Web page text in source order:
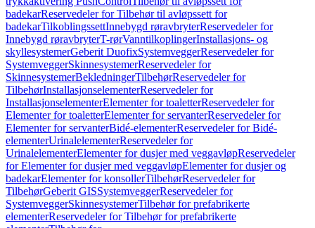
badekarReservedeler for Tilbehør til avløpssett for
badekarTilkoblingssettInnebygd røravbryterReservedeler for
Innebygd røravbryterT-rørVanntilkoplingerInstallasjons- og
skyllesystemerGeberit DuofixSystemveggerReservedeler for
SystemveggerSkinnesystemerReservedeler for
SkinnesystemerBekledningerTilbehørReservedeler for
TilbehørInstallasjonselementerReservedeler for
InstallasjonselementerElementer for toaletterReservedeler for
Elementer for toaletterElementer for servanterReservedeler for
Elementer for servanterBidé-elementerReservedeler for Bidé-
elementerUrinalelementerReservedeler for
UrinalelementerElementer for dusjer med veggavløpReservedeler
for Elementer for dusjer med veggavløpElementer for dusjer og
badekarElementer for konsollerTilbehørReservedeler for
TilbehørGeberit GISSystemveggerReservedeler for
SystemveggerSkinnesystemerTilbehør for prefabrikerte
elementerReservedeler for Tilbehør for prefabrikerte